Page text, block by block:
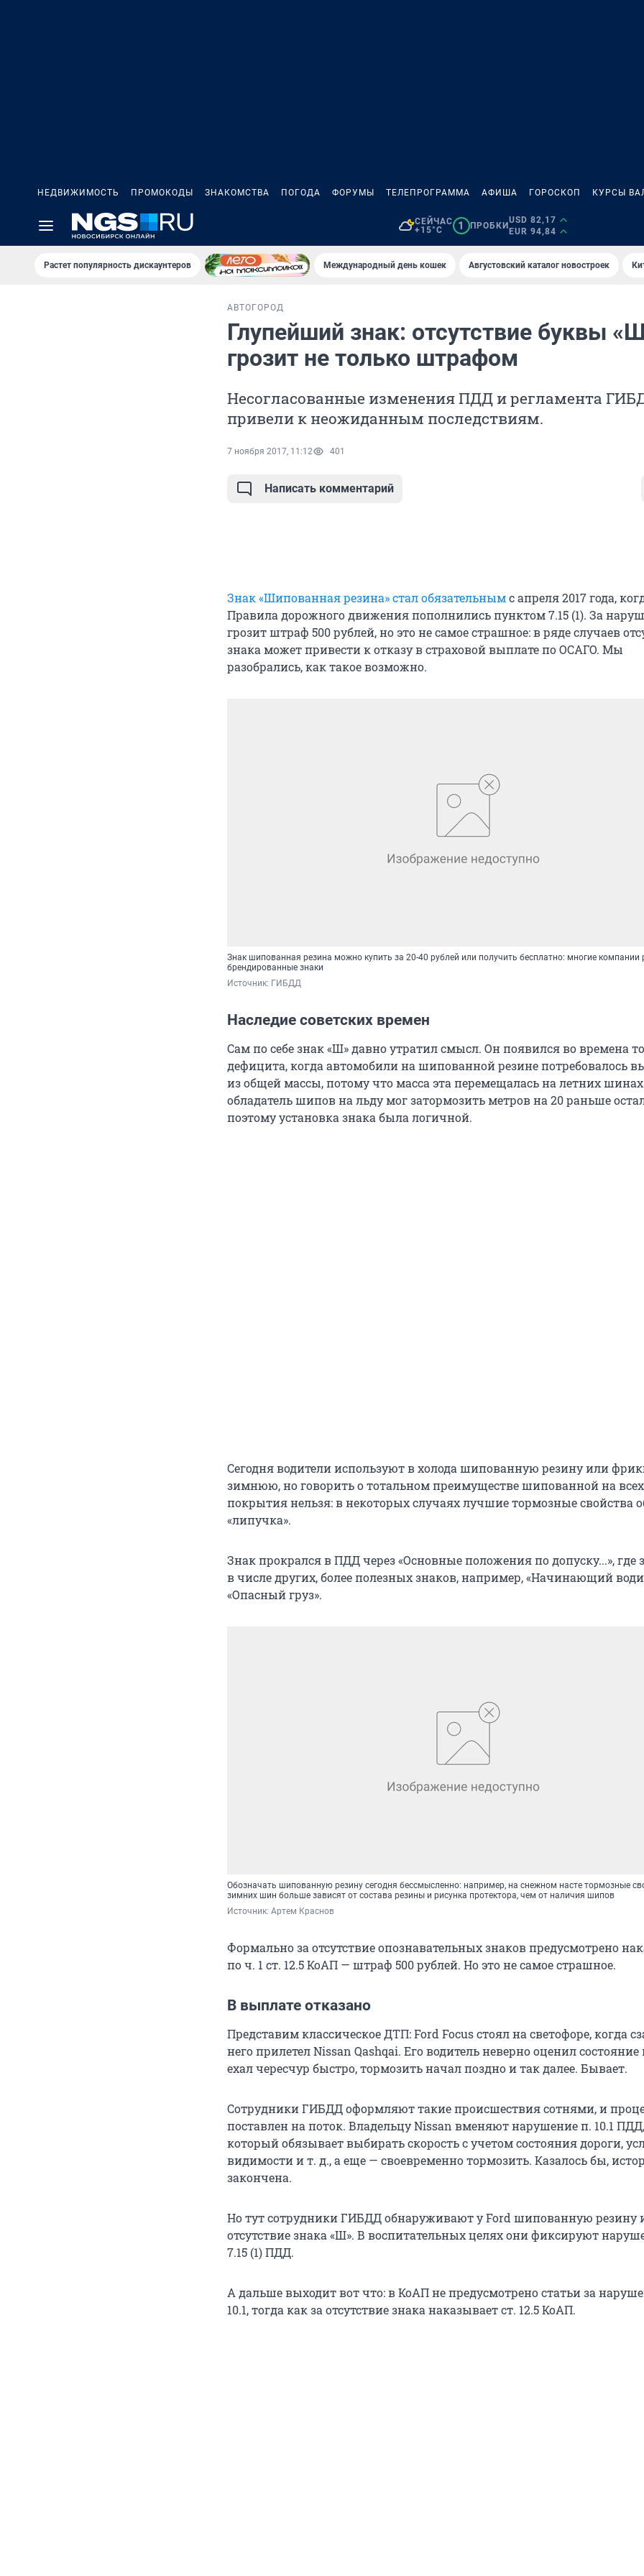
НЕДВИЖИМОСТЬ ПРОМОКОДЫ ЗНАКОМСТВА ПОГОДА ФОРУМЫ ТЕЛЕПРОГРАММА АФИША ГОРОСКОП КУРСЫ
СЕЙЧАС
+15°C
1 ПРОБКИ
USD 82,17
EUR 94,84
Растет популярность дискаунтеров Международный день кошек Августовский каталог новостроек
АВТО ГОРОД
Глупейший знак: отсутствие буквы
грозит не только штрафом
Несогласованные изменения ПДД и регламента
привели к неожиданным последствиям.
7 ноября 2017, 11:12 401
Написать комментарий
Знак «Шипованная резина» стал обязательнымс апреля 2017 года,
Правила дорожного движения пополнились пунктом 7.15 (1). За
грозит штраф 500 рублей, но это не самое страшное: в ряде случаев
знака может привести к отказу в страховой выплате по ОСАГО. Мы
разобрались, как такое возможно.
Знак шипованная резина можно купить за 20-40 рублей или получить бесплатно: многие компании
брендированные знаки
Источник: ГИБДД
Наследие советских времен
Сам по себе знак «Ш» давно утратил смысл. Он появился во времена
дефицита, когда автомобили на шипованной резине потребовалось
из общей массы, потому что масса эта перемещалась на летних
обладатель шипов на льду мог затормозить метров на 20 раньше
поэтому установка знака была логичной.
Сегодня водители используют в холода шипованную резину или
зимнюю, но говорить о тотальном преимуществе шипованной на
покрытия нельзя: в некоторых случаях лучшие тормозные свойства
«липучка».
Знак прокрался в ПДД через «Основные положения по допуску...», где
в числе других, более полезных знаков, например, «Начинающий
«Опасный груз».
Обозначать шипованную резину сегодня бессмысленно: например, на снежном насте тормозные
зимних шин больше зависят от состава резины и рисунка протектора, чем от наличия шипов
Источник: Артем Краснов
Формально за отсутствие опознавательных знаков предусмотрено
по ч. 1 ст. 12.5 КоАП — штраф 500 рублей. Но это не самое страшное.
В выплате отказано
Представим классическое ДТП: Ford Focus стоял на светофоре, когда
него прилетел Nissan Qashqai. Его водитель неверно оценил состояние
ехал чересчур быстро, тормозить начал поздно и так далее. Бывает.
Сотрудники ГИБДД оформляют такие происшествия сотнями, и
поставлен на поток. Владельцу Nissan вменяют нарушение п. 10.1 ПДД,
который обязывает выбирать скорость с учетом состояния дороги,
видимости и т. д., а еще — своевременно тормозить. Казалось бы,
закончена.
Но тут сотрудники ГИБДД обнаруживают у Ford шипованную резину
отсутствие знака «Ш». В воспитательных целях они фиксируют
7.15 (1) ПДД.
А дальше выходит вот что: в КоАП не предусмотрено статьи за
10.1, тогда как за отсутствие знака наказывает ст. 12.5 КоАП.